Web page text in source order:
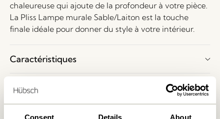
Consent Details About
chaleureuse qui ajoute de la profondeur à votre pièce.
La Pliss Lampe murale Sable/Laiton est la touche
finale idéale pour donner du style à votre intérieur.
Caractéristiques
Livraison et retour